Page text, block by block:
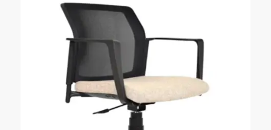
$ 644.980